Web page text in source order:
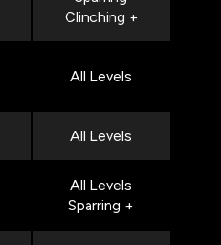
Clinching +
All Levels
All Levels
All Levels
Sparring +